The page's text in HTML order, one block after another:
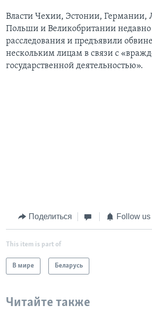
Власти Чехии, Эстонии, Германии,
Польши и Великобритании недавно
расследования и предъявили
нескольким лицам в связи с
государственной деятельностью».
Поделиться Follow us
This item is part of
В мире Беларусь
Читайте также